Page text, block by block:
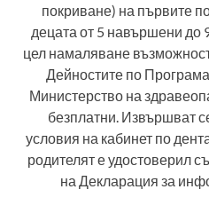
покриване) на първите
децата от 5 навършени до
цел намаляване
Дейностите по
Министерство на
безплатни. Извършват
условия на кабинет по
родителят е удостоверил
на Декларация за